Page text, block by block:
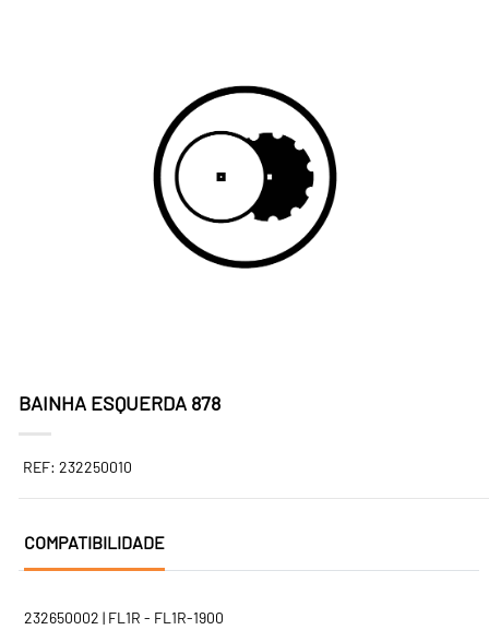
BAINHA ESQUERDA 878
REF: 232250010
COMPATIBILIDADE
232650002 | FL1R - FL1R-1900